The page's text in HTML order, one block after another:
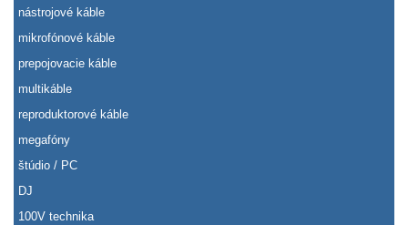
nástrojové káble
mikrofónové káble
prepojovacie káble
multikáble
reproduktorové káble
megafóny
štúdio / PC
DJ
100V technika